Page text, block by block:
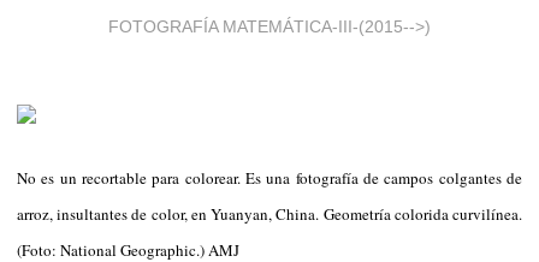
FOTOGRAFÍA MATEMÁTICA-III-(2015-->)
No es un recortable para colorear. Es una fotografía de campos colgantes de
arroz, insultantes de color, en Yuanyan, China. Geometría colorida curvilínea.
(Foto: National Geographic.) AMJ